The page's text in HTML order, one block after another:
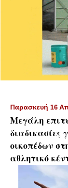
Παρασκευή 16
Μεγάλη
οικοπέδων
αθλητικό